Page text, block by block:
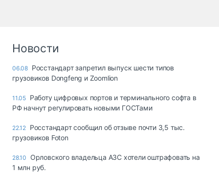
Новости
06.08 Росстандарт запретил выпуск шести типов
грузовиков Dongfeng и Zoomlion
11.05 Работу цифровых портов и терминального софта в
РФ начнут регулировать новыми ГОСТами
22.12 Росстандарт сообщил об отзыве почти 3,5 тыс.
грузовиков Foton
28.10
Орловского владельца АЗС хотели оштрафовать на
1 млн руб.